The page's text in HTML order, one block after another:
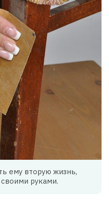
ему вторую жизнь,
руками.